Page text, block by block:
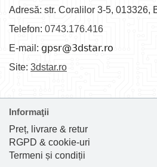
Adresă: str. Coralilor 3-5, 013326,
Telefon: 0743.176.416
E-mail:
Site: 3dstar.ro
Informaţii
Preț, livrare & retur
RGPD & cookie-uri
Termeni și condiții